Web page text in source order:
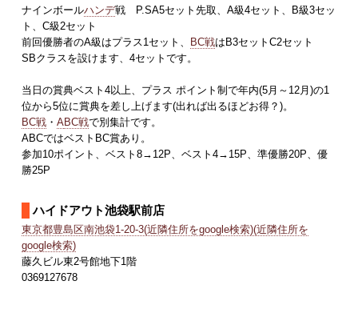
ナインボールハンデ戦 P.SA5セット先取、A級4セット、B級3セッ
ト、C級2セット
前回優勝者のA級はプラス1セット、
BC戦はB3セットC2セット
SBクラスを設けます、4セットです。
当日の賞典ベスト4以上、プラス ポイント制で年内(5月～12月)の1
位から5位に賞典を差し上げます(出れば出るほどお得？)。
BC戦・ ABC戦で別集計です。
ABCではベストBC賞あり。
参加10ポイント、ベスト8→12P、ベスト4→15P、準優勝20P、優
勝25P
ハイドアウト池袋駅前店
東京都豊島区南池袋1-20-3(近隣住所をgoogle検索)(近隣住所を
google検索)
藤久ビル東2号館地下1階
0369127678